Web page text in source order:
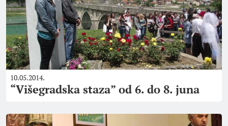
10.05.2014.
“Višegradska staza” od 6. do 8. juna